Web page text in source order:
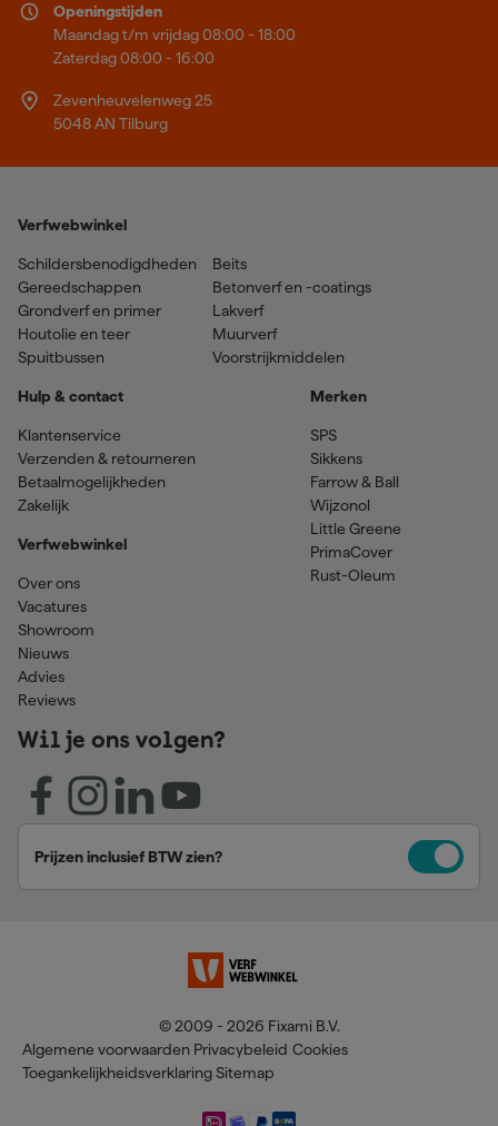
Openingstijden
Maandag t/m vrijdag 08:00 - 18:00
Zaterdag 08:00 - 16:00
Zevenheuvelenweg 25
5048 AN Tilburg
Verfwebwinkel
Schildersbenodigdheden
Gereedschappen
Grondverf en primer
Houtolie en teer
Spuitbussen
Beits
Betonverf en -coatings
Lakverf
Muurverf
Voorstrijkmiddelen
Hulp & contact
Klantenservice
Verzenden & retourneren
Betaalmogelijkheden
Zakelijk
Verfwebwinkel
Over ons
Vacatures
Showroom
Nieuws
Advies
Reviews
Merken
SPS
Sikkens
Farrow & Ball
Wijzonol
Little Greene
PrimaCover
Rust-Oleum
Wil je ons volgen?
Prijzen inclusief BTW zien?
© 2009 - 2026 Fixami B.V.
Algemene voorwaarden Privacybeleid Cookies
Toegankelijkheidsverklaring Sitemap